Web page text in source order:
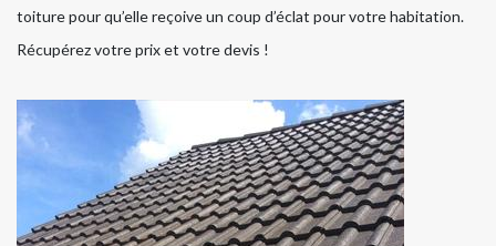
toiture pour qu’elle reçoive un coup d’éclat pour votre habitation.
Récupérez votre prix et votre devis !